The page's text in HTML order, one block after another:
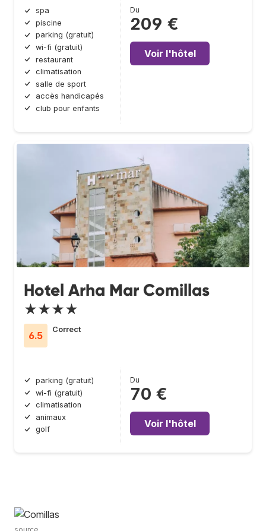
spa
piscine
parking (gratuit)
wi-fi (gratuit)
restaurant
climatisation
salle de sport
accès handicapés
club pour enfants
Du
209 €
Voir l'hôtel
Hotel Arha Mar Comillas
★★★★
6.5
Correct
parking (gratuit)
wi-fi (gratuit)
climatisation
animaux
golf
Du
70 €
Voir l'hôtel